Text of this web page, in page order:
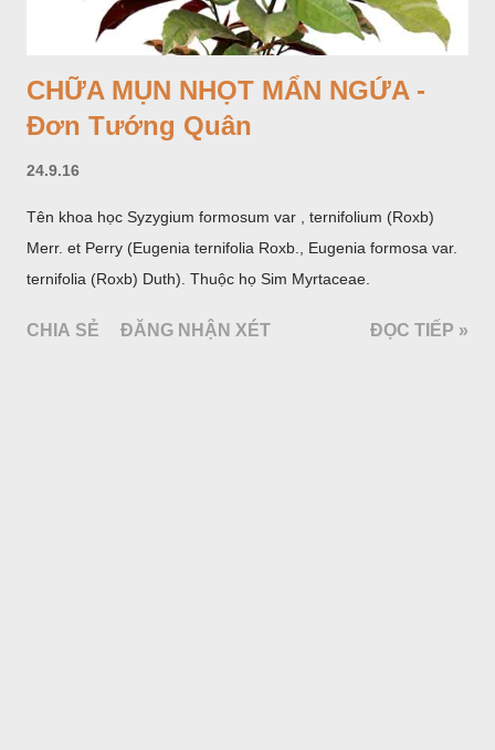
CHỮA MỤN NHỌT MẨN NGỨA -
Đơn Tướng Quân
24.9.16
Tên khoa học Syzygium formosum var , ternifolium (Roxb)
Merr. et Perry (Eugenia ternifolia Roxb., Eugenia formosa var.
ternifolia (Roxb) Duth). Thuộc họ Sim Myrtaceae.
CHIA SẺ ĐĂNG NHẬN XÉT ĐỌC TIẾP »